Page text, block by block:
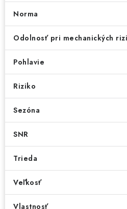
Norma
Odolnosť pri mechanických
Pohlavie
Riziko
Sezóna
SNR
Trieda
Veľkosť
Vlastnosť